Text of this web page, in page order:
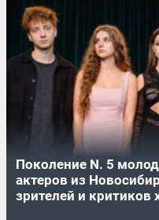
Поколение N. 5
актеров из
зрителей и критиков